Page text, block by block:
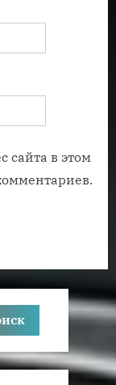
сайта в этом